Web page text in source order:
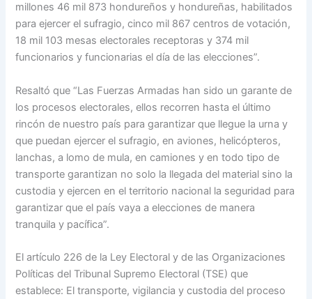
millones 46 mil 873 hondureños y hondureñas, habilitados
para ejercer el sufragio, cinco mil 867 centros de votación,
18 mil 103 mesas electorales receptoras y 374 mil
funcionarios y funcionarias el día de las elecciones”.
Resaltó que “Las Fuerzas Armadas han sido un garante de
los procesos electorales, ellos recorren hasta el último
rincón de nuestro país para garantizar que llegue la urna y
que puedan ejercer el sufragio, en aviones, helicópteros,
lanchas, a lomo de mula, en camiones y en todo tipo de
transporte garantizan no solo la llegada del material sino la
custodia y ejercen en el territorio nacional la seguridad para
garantizar que el país vaya a elecciones de manera
tranquila y pacífica”.
El artículo 226 de la Ley Electoral y de las Organizaciones
Políticas del Tribunal Supremo Electoral (TSE) que
establece: El transporte, vigilancia y custodia del proceso